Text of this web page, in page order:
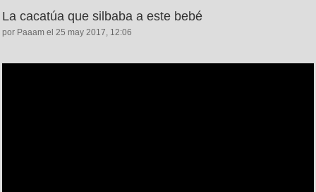
La cacatúa que silbaba a este bebé
por Paaam el 25 may 2017, 12:06